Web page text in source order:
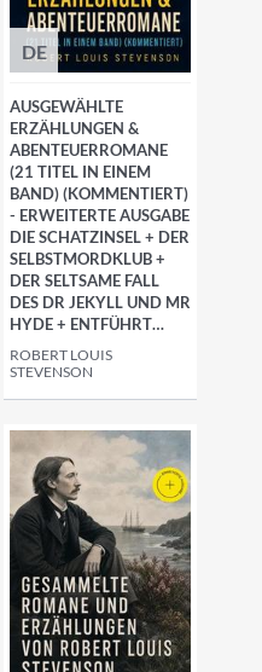
DE
AUSGEWÄHLTE
ERZÄHLUNGEN &
ABENTEUERROMANE
(21 TITEL IN EINEM
BAND) (KOMMENTIERT)
- ERWEITERTE AUSGABE
DIE SCHATZINSEL + DER
SELBSTMORDKLUB +
DER SELTSAME FALL
DES DR JEKYLL UND MR
HYDE + ENTFÜHRT…
ROBERT LOUIS
STEVENSON